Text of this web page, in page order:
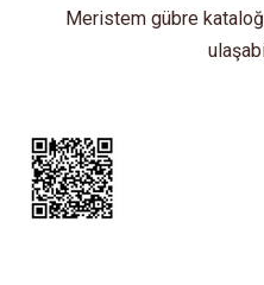
Meristem gübre